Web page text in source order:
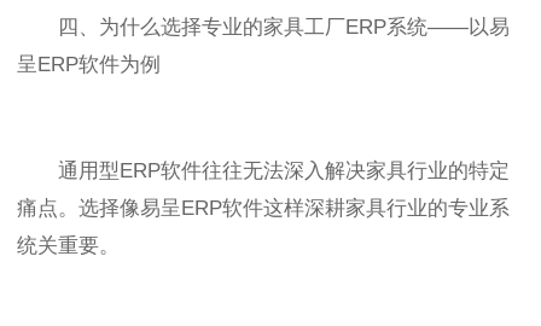
四、为什么选择专业的家具工厂ERP系统——以易
呈ERP软件为例
通用型ERP软件往往无法深入解决家具行业的特定
痛点。选择像易呈ERP软件这样深耕家具行业的专业系
统关重要。